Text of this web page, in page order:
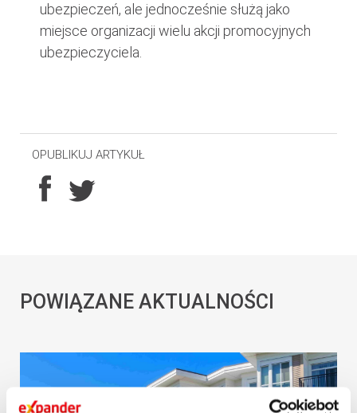
ubezpieczeń, ale jednocześnie służą jako
miejsce organizacji wielu akcji promocyjnych
ubezpieczyciela.
OPUBLIKUJ ARTYKUŁ
POWIĄZANE AKTUALNOŚCI